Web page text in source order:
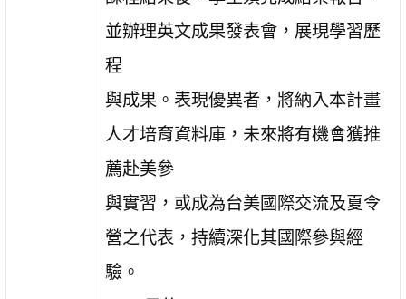
並辦理英文成果發表會，展現學習歷
程
與成果。表現優異者，將納入本計畫
人才培育資料庫，未來將有機會獲推
薦赴美參
與實習，或成為台美國際交流及夏令
營之代表，持續深化其國際參與經
驗。